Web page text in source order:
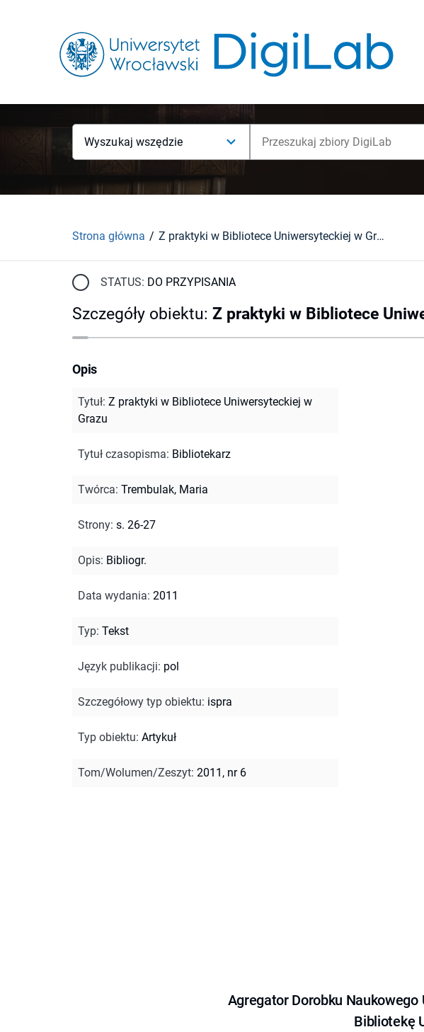
Wyszukaj wszędzie
Strona główna Z praktyki w Bibliotece Uniwersyteckiej w Grazu
STATUS: DO PRZYPISANIA
Szczegóły obiektu: Z praktyki w Bibliotece
Opis
Tytuł: Z praktyki w Bibliotece Uniwersyteckiej w
Grazu
Tytuł czasopisma: Bibliotekarz
Twórca: Trembulak, Maria
Strony: s. 26-27
Opis: Bibliogr.
Data wydania: 2011
Typ: Tekst
Język publikacji: pol
Szczegółowy typ obiektu: ispra
Typ obiektu: Artykuł
Tom/Wolumen/Zeszyt: 2011, nr 6
Agregator Dorobku
Bibliotekę